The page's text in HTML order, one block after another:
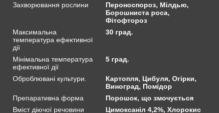
Захворювання рослини
Пероноспороз, Мілдью,
Борошниста роса,
Фітофтороз
Максимальна
температура ефективної
дії
30 град.
Мінімальна температура
ефективної дії
5 град.
Оброблювані культури.
Картопля, Цибуля, Огірки,
Виноград, Помідор
Препаративна форма
Порошок, що змочується
Вміст діючої речовини
Цимоксаніл 4,2%, Хлорокис